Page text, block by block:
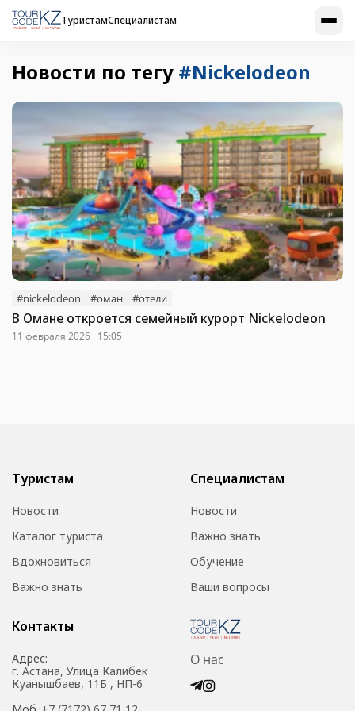
ТуристамСпециалистам
Новости по тегу #Nickelodeon
#nickelodeon #оман #отели
В Омане откроется семейный курорт Nickelodeon
11 февраля 2026 · 15:05
Туристам
Новости
Каталог туриста
Вдохновиться
Важно знать
Специалистам
Новости
Важно знать
Обучение
Ваши вопросы
Контакты
Адрес:
г. Астана, Улица Калибек
Куанышбаев, 11Б , НП-6
О нас